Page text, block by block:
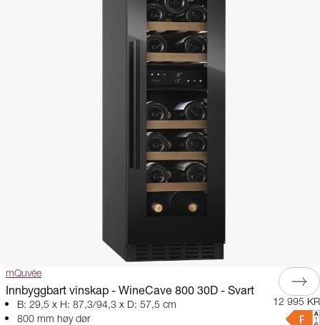
mQuvée
Innbyggbart vinskap - WineCave 800 30D - Svart
B: 29,5 x H: 87,3/94,3 x D: 57,5 cm
800 mm høy dør
12 995 KR